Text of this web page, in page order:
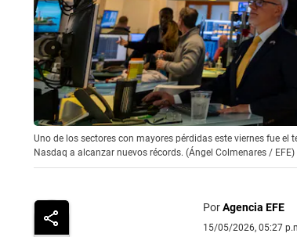
Uno de los sectores con mayores pérdidas este viernes fue
Nasdaq a alcanzar nuevos récords. (Ángel Colmenares / EFE)
PorAgencia EFE
15/05/2026, 05:27